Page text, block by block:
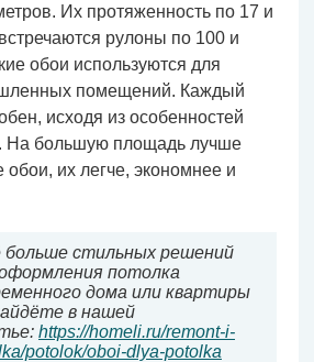
Их протяженность по 17 и
рулоны по 100 и
обои используются для
помещений. Каждый
исходя из особенностей
На большую площадь лучше
их легче, экономнее и
стильных решений
потолка
дома или квартиры
в нашей
https://homeli.ru/remont-i-
potolok/oboi-dlya-potolka